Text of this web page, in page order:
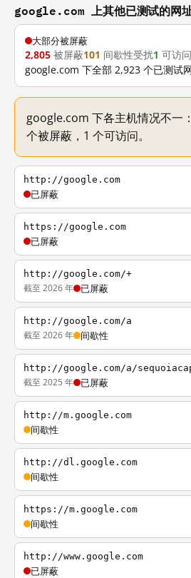
google.com 上其他已测试的网
大部分被屏蔽
2,805 被屏蔽101 间歇性受扰1 可访问
google.com 下全部 2,923 个已测试
google.com 下各主机情况不一
个被屏蔽，1 个可访问。
http://google.com
已屏蔽
https://google.com
已屏蔽
http://google.com/+
截至 2026 年 已屏蔽
http://google.com/a
截至 2026 年 间歇性
http://google.com/a/
截至 2025 年 已屏蔽
http://m.google.com
间歇性
http://dl.google.com
间歇性
https://m.google.com
间歇性
http://www.google.com
已屏蔽